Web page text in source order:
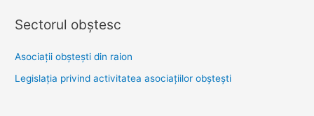
Sectorul obştesc
Asociaţii obşteşti din raion
Legislaţia privind activitatea asociaţiilor obşteşti